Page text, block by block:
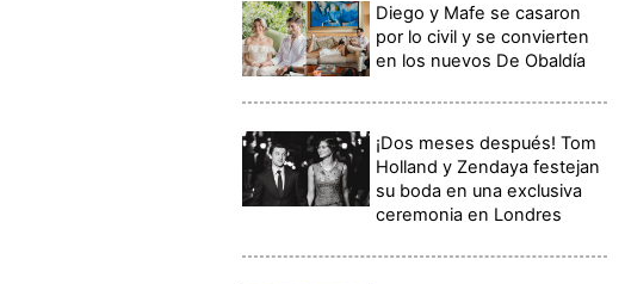
Diego y Mafe se casaron
por lo civil y se convierten
en los nuevos De Obaldía
¡Dos meses después! Tom
Holland y Zendaya festejan
su boda en una exclusiva
ceremonia en Londres